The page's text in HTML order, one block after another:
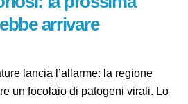
lavoro nell'ambito
la prossima